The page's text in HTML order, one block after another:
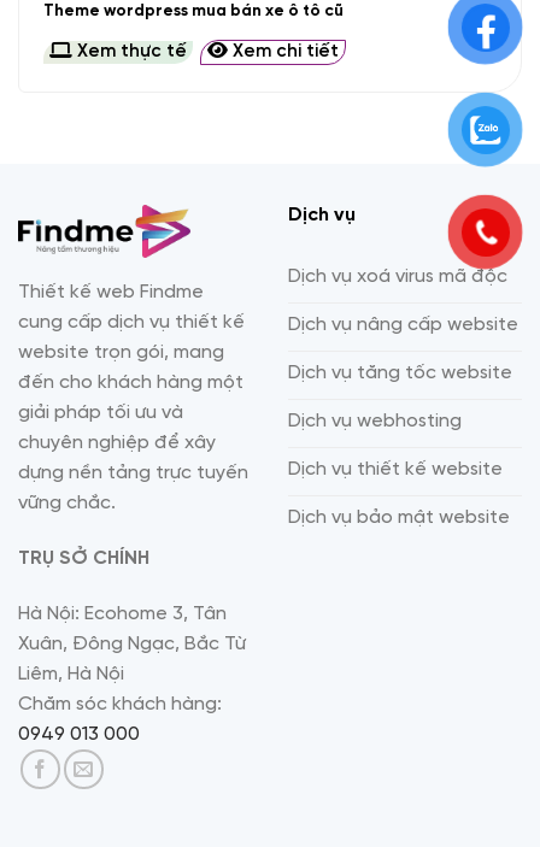
Theme wordpress mua bán xe ô tô cũ
Xem thực tế Xem chi tiết
Thiết kế web Findme
cung cấp dịch vụ thiết kế
website trọn gói, mang
đến cho khách hàng một
giải pháp tối ưu và
chuyên nghiệp để xây
dựng nền tảng trực tuyến
vững chắc.
TRỤ SỞ CHÍNH
Hà Nội: Ecohome 3, Tân
Xuân, Đông Ngạc, Bắc Từ
Liêm, Hà Nội
Chăm sóc khách hàng:
0949 013 000
Dịch vụ
Dịch vụ xoá virus mã độc
Dịch vụ nâng cấp website
Dịch vụ tăng tốc website
Dịch vụ webhosting
Dịch vụ thiết kế website
Dịch vụ bảo mật website